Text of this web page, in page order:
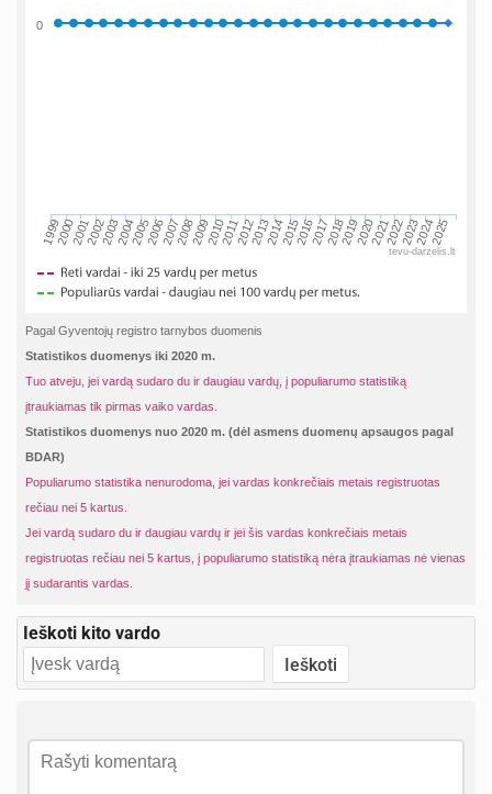
199920002001200220032004200520062007200820092010201120122013201420152016201720182019202020212022202320242025
0
tevu-darzelis.lt
Pagal Gyventojų registro tarnybos duomenis
Statistikos duomenys iki 2020 m.
Tuo atveju, jei vardą sudaro du ir daugiau vardų, į populiarumo statistiką
įtraukiamas tik pirmas vaiko vardas.
Statistikos duomenys nuo 2020 m. (dėl asmens duomenų apsaugos pagal
BDAR)
Populiarumo statistika nenurodoma, jei vardas konkrečiais metais registruotas
rečiau nei 5 kartus.
Jei vardą sudaro du ir daugiau vardų ir jei šis vardas konkrečiais metais
registruotas rečiau nei 5 kartus, į populiarumo statistiką nėra įtraukiamas nė vienas
jį sudarantis vardas.
Ieškoti kito vardo